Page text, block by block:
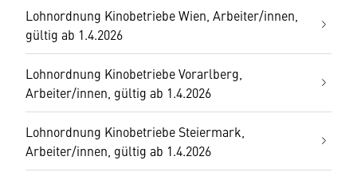
Lohnordnung Kinobetriebe Wien, Arbeiter/innen,
gültig ab 1.4.2026
Lohnordnung Kinobetriebe Vorarlberg,
Arbeiter/innen, gültig ab 1.4.2026
Lohnordnung Kinobetriebe Steiermark,
Arbeiter/innen, gültig ab 1.4.2026